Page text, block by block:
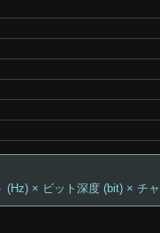
(Hz) × ビット深度 (bit) × チ